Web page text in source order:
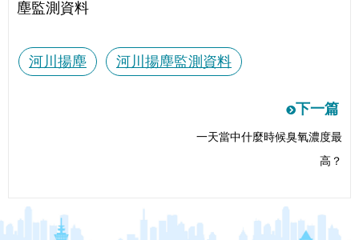
塵監測資料
河川揚塵 河川揚塵監測資料
下
下一篇
一天當中什麼時候臭氧濃度最
高？